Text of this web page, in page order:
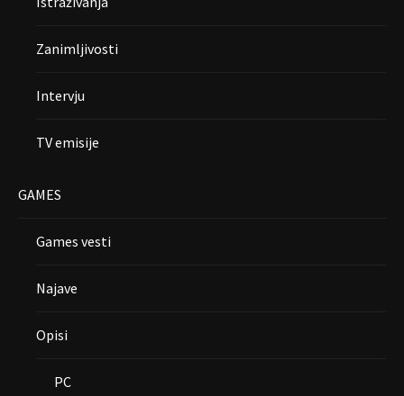
Zanimljivosti
Intervju
TV emisije
GAMES
Games vesti
Najave
Opisi
PC